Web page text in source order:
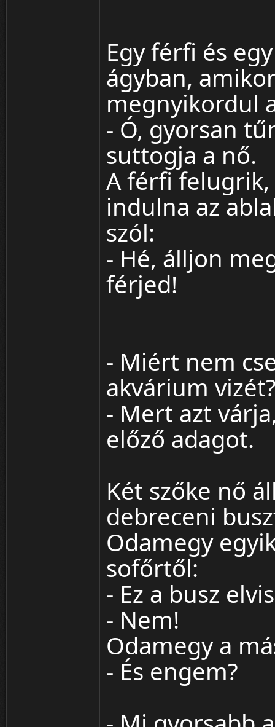
Egy férfi és
ágyban,
megnyikordul
- Ó, gyorsan
suttogja a nő.
A férfi
indulna az
szól:
- Hé, álljon
férjed!
- Miért nem
akvárium
- Mert azt
előző adagot.
Két szőke nő
debreceni
Odamegy
sofőrtől:
- Ez a busz
- Nem!
Odamegy a
- És engem?